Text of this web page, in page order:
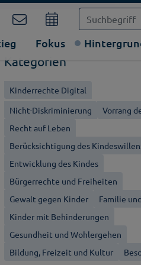
Fokus
Kategorien
Kinderrechte Digital
Nicht-Diskriminierung
Vorrang
Recht auf Leben
Berücksichtigung des
Entwicklung des Kindes
Bürgerrechte und Freiheiten
Gewalt gegen Kinder
Familie
Kinder mit Behinderungen
Gesundheit und Wohlergehen
Bildung, Freizeit und Kultur